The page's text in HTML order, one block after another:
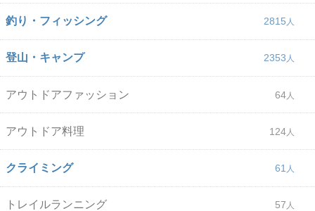
釣り・フィッシング 2815
登山・キャンプ 2353
アウトドアファッション 64
アウトドア料理 124
クライミング 61
トレイルランニング 57